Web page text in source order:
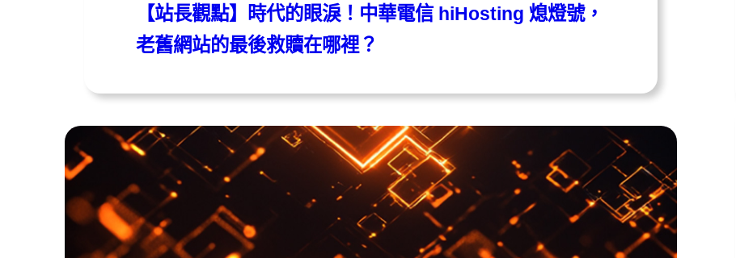
【站長觀點】時代的眼淚！中華電信 hiHosting 熄燈號，
老舊網站的最後救贖在哪裡？